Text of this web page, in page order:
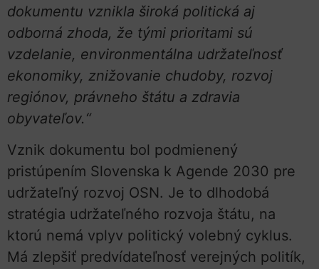
dokumentu vznikla široká politická aj
odborná zhoda, že tými prioritami sú
vzdelanie, environmentálna udržateľnosť
ekonomiky, znižovanie chudoby, rozvoj
regiónov, právneho štátu a zdravia
obyvateľov.“
Vznik dokumentu bol podmienený
pristúpením Slovenska k Agende 2030 pre
udržateľný rozvoj OSN. Je to dlhodobá
stratégia udržateľného rozvoja štátu, na
ktorú nemá vplyv politický volebný cyklus.
Má zlepšiť predvídateľnosť verejných politík,